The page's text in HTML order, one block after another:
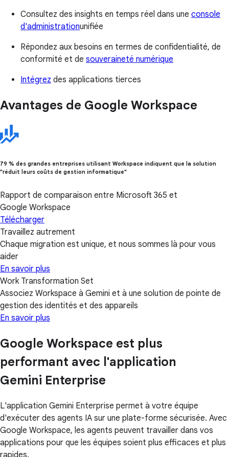
Consultez des insights en temps réel dans une console
d'administrationunifiée
Répondez aux besoins en termes de confidentialité, de
conformité et de souveraineté numérique
Intégrez des applications tierces
Avantages de Google Workspace
79 % des grandes entreprises utilisant Workspace indiquent que la solution
"réduit leurs coûts de gestion informatique"
Rapport de comparaison entre Microsoft 365 et
Google Workspace
Télécharger
Travaillez autrement
Chaque migration est unique, et nous sommes là pour vous
aider
En savoir plus
Work Transformation Set
Associez Workspace à Gemini et à une solution de pointe de
gestion des identités et des appareils
En savoir plus
Google Workspace est plus
performant avec l'application
Gemini Enterprise
L'application Gemini Enterprise permet à votre équipe
d'exécuter des agents IA sur une plate-forme sécurisée. Avec
Google Workspace, les agents peuvent travailler dans vos
applications pour que les équipes soient plus efficaces et plus
rapides.